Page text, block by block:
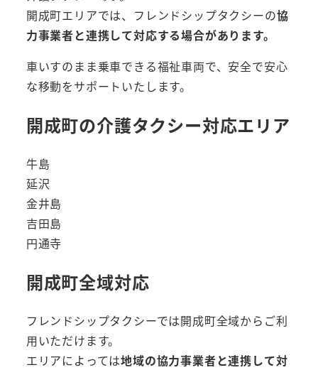
開成町エリアでは、フレンドシップタクシーの協
力事業者と連携して対応する場合があります。
車いすのまま乗車できる福祉車両で、安全で安心
な移動をサポートいたします。
開成町の介護タクシー対応エリア
牛島
延沢
金井島
吉田島
円通寺
開成町全域対応
フレンドシップタクシーでは開成町全域からご利
用いただけます。
エリアによっては地域の協力事業者と連携して対